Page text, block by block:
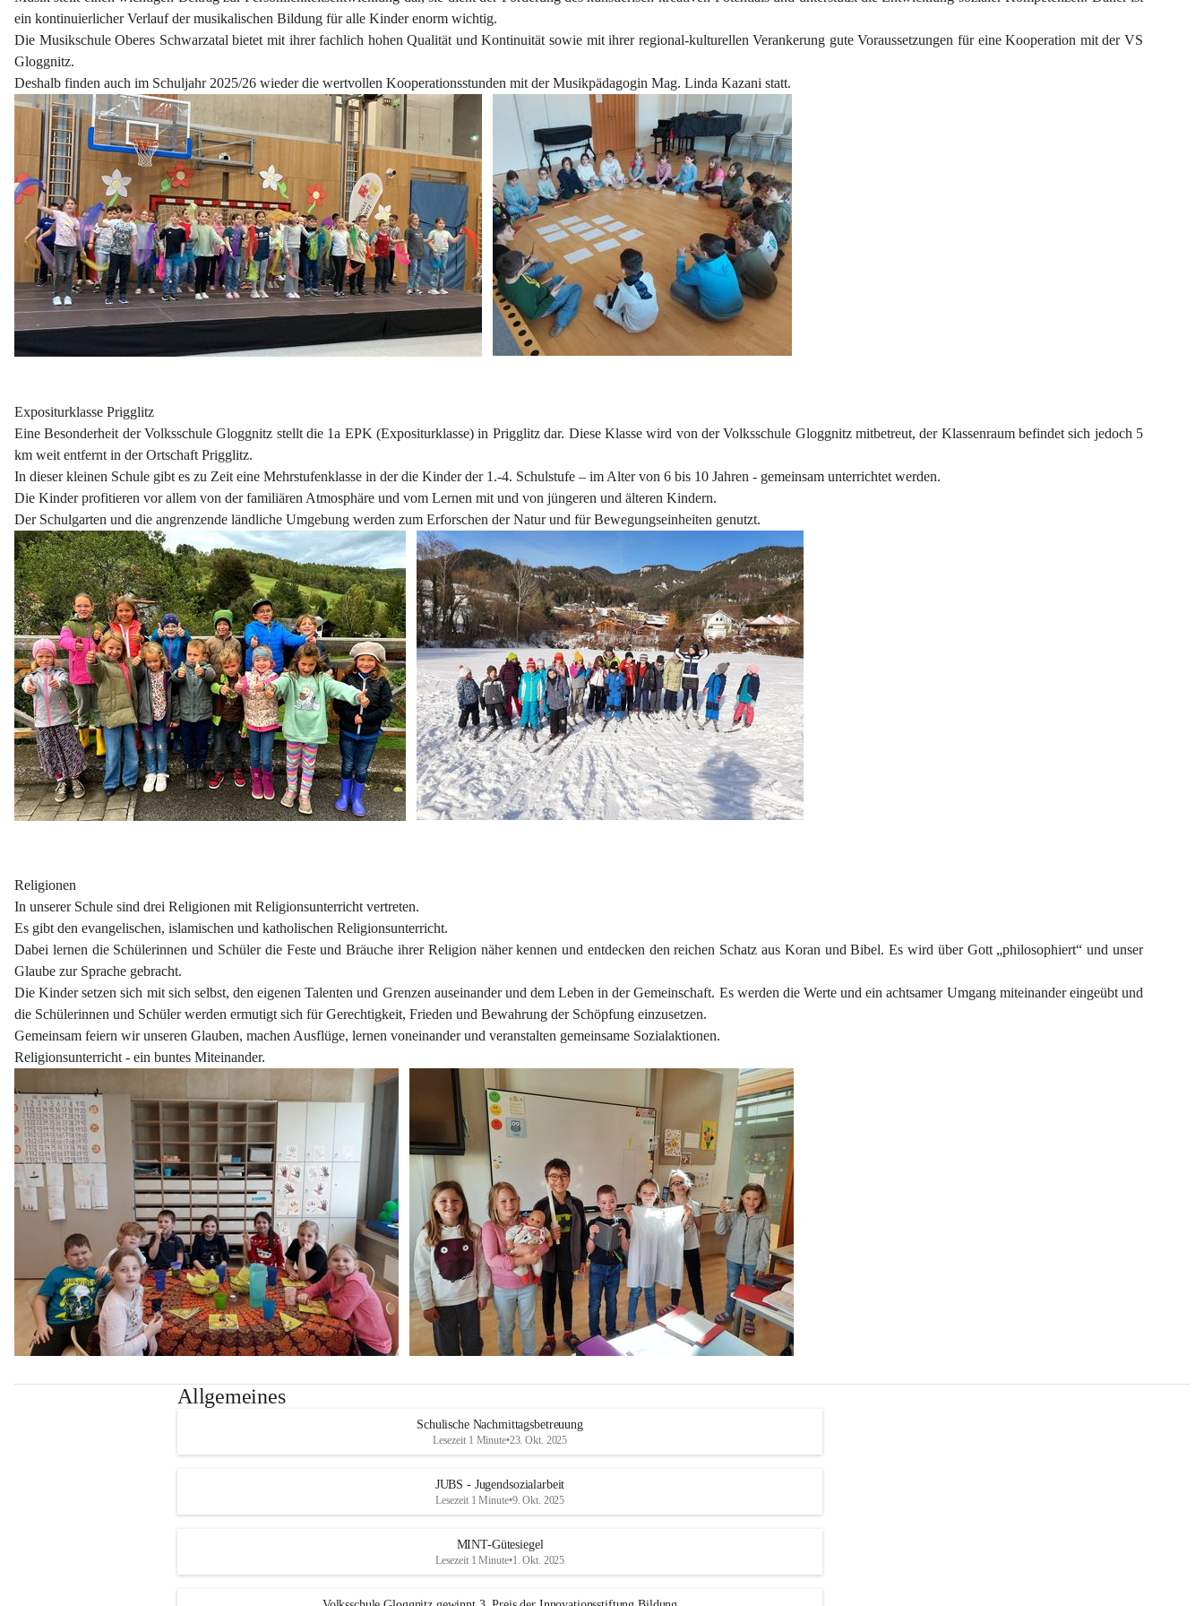
ein kontinuierlicher Verlauf der musikalischen Bildung für alle Kinder enorm wichtig.
Die Musikschule Oberes Schwarzatal bietet mit ihrer fachlich hohen Qualität und Kontinuität sowie mit ihrer regional-kulturellen Verankerung gute Voraussetzungen für eine Kooperation mit der VS
Gloggnitz.
Deshalb finden auch im Schuljahr 2025/26 wieder die wertvollen Kooperationsstunden mit der Musikpädagogin Mag. Linda Kazani statt.
Expositurklasse Prigglitz
Eine Besonderheit der Volksschule Gloggnitz stellt die 1a EPK (Expositurklasse) in Prigglitz dar. Diese Klasse wird von der Volksschule Gloggnitz mitbetreut, der Klassenraum befindet sich jedoch 5
km weit entfernt in der Ortschaft Prigglitz.
In dieser kleinen Schule gibt es zu Zeit eine Mehrstufenklasse in der die Kinder der 1.-4. Schulstufe – im Alter von 6 bis 10 Jahren - gemeinsam unterrichtet werden.
Die Kinder profitieren vor allem von der familiären Atmosphäre und vom Lernen mit und von jüngeren und älteren Kindern.
Der Schulgarten und die angrenzende ländliche Umgebung werden zum Erforschen der Natur und für Bewegungseinheiten genutzt.
Religionen
In unserer Schule sind drei Religionen mit Religionsunterricht vertreten.
Es gibt den evangelischen, islamischen und katholischen Religionsunterricht.
Dabei lernen die Schülerinnen und Schüler die Feste und Bräuche ihrer Religion näher kennen und entdecken den reichen Schatz aus Koran und Bibel. Es wird über Gott „philosophiert“ und unser
Glaube zur Sprache gebracht.
Die Kinder setzen sich mit sich selbst, den eigenen Talenten und Grenzen auseinander und dem Leben in der Gemeinschaft. Es werden die Werte und ein achtsamer Umgang miteinander eingeübt und
die Schülerinnen und Schüler werden ermutigt sich für Gerechtigkeit, Frieden und Bewahrung der Schöpfung einzusetzen.
Gemeinsam feiern wir unseren Glauben, machen Ausflüge, lernen voneinander und veranstalten gemeinsame Sozialaktionen.
Religionsunterricht - ein buntes Miteinander.
Allgemeines
Schulische Nachmittagsbetreuung
Lesezeit 1 Minute•23. Okt. 2025
JUBS - Jugendsozialarbeit
Lesezeit 1 Minute•9. Okt. 2025
MINT-Gütesiegel
Lesezeit 1 Minute•1. Okt. 2025